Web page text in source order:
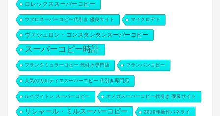
ロレックススーパーコピー
ウブロスーパーコピー代引き 優良サイト マイクロアド
ヴァシュロン・コンスタンタンスーパーコピー
スーパーコピー時計
フランクミュラーコピー 代引き専門店 ブランパンコピー
人気のカルティエスーパーコピー 代引き専門店
ルイヴィトン スーパーコピー オメガスーパーコピー代引き 優良サイト
リシャール・ミルスーパーコピー 2019年新作パネライ